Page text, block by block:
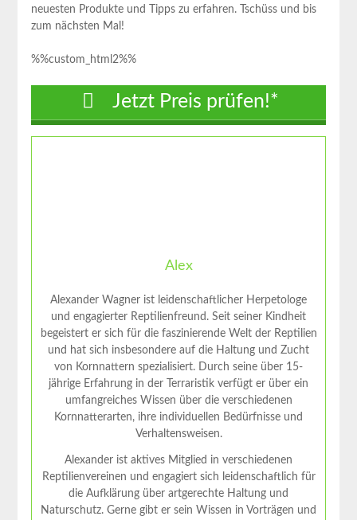
neuesten Produkte und Tipps zu erfahren. Tschüss und bis
‌zum nächsten Mal!
%%custom_html2%%
Jetzt Preis prüfen!*
Alex
Alexander Wagner ist leidenschaftlicher Herpetologe
und engagierter Reptilienfreund. Seit seiner Kindheit
begeistert er sich für die faszinierende Welt der Reptilien
und hat sich insbesondere auf die Haltung und Zucht
von Kornnattern spezialisiert. Durch seine über 15-
jährige Erfahrung in der Terraristik verfügt er über ein
umfangreiches Wissen über die verschiedenen
Kornnatterarten, ihre individuellen Bedürfnisse und
Verhaltensweisen.
Alexander ist aktives Mitglied in verschiedenen
Reptilienvereinen und engagiert sich leidenschaftlich für
die Aufklärung über artgerechte Haltung und
Naturschutz. Gerne gibt er sein Wissen in Vorträgen und